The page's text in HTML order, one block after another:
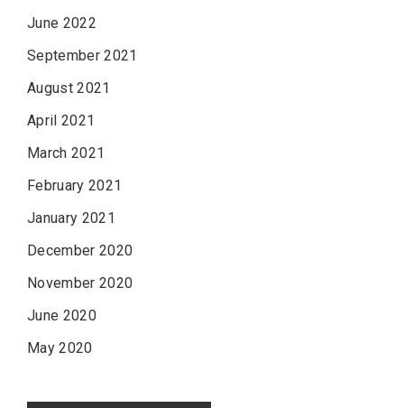
June 2022
September 2021
August 2021
April 2021
March 2021
February 2021
January 2021
December 2020
November 2020
June 2020
May 2020